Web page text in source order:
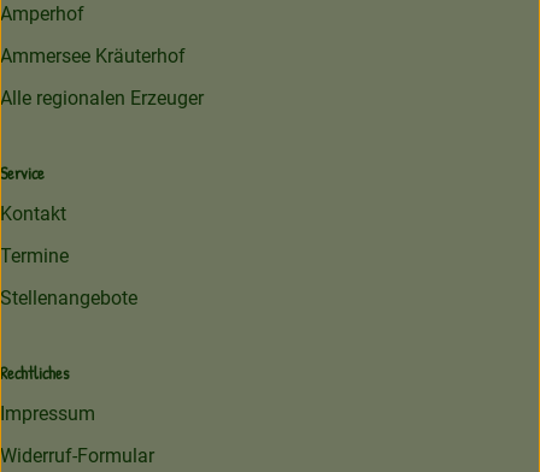
Amperhof
Ammersee Kräuterhof
Alle regionalen Erzeuger
Service
Kontakt
Termine
Stellenangebote
Rechtliches
Impressum
Widerruf-Formular